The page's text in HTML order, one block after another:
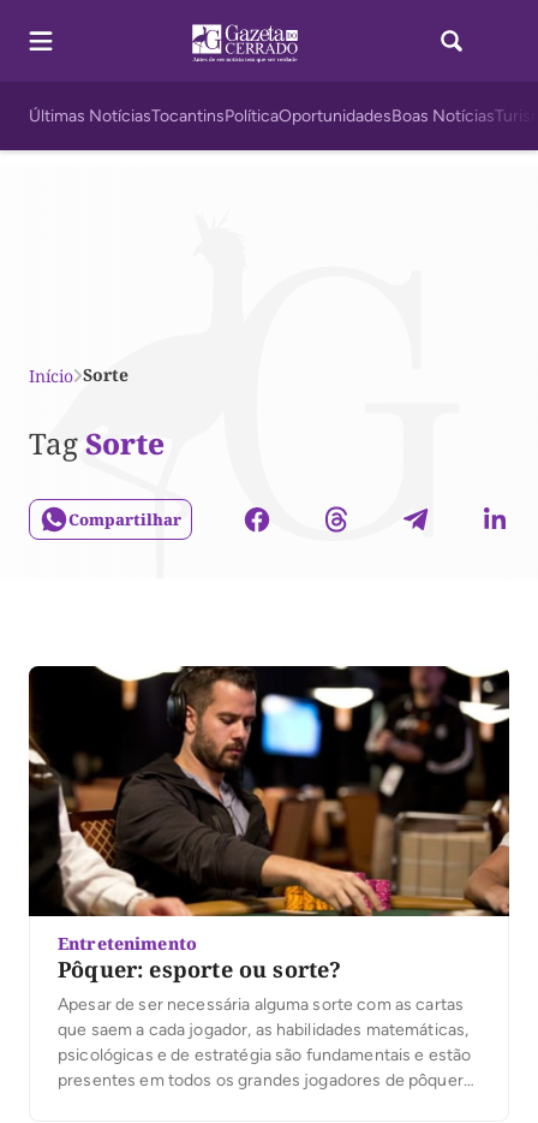
Últimas NotíciasTocantinsPolíticaOportunidadesBoas Notícias
Início Sorte
TagSorte
Compartilhar
Entretenimento
Pôquer: esporte ou sorte?
Apesar de ser necessária alguma sorte com as cartas
que saem a cada jogador, as habilidades matemáticas,
psicológicas e de estratégia são fundamentais e estão
presentes em todos os grandes jogadores de pôquer